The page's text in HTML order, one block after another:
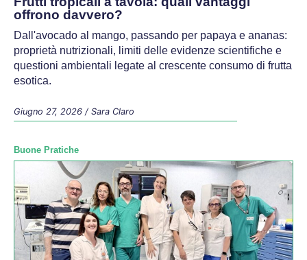
offrono davvero?
Dall'avocado al mango, passando per papaya e ananas:
proprietà nutrizionali, limiti delle evidenze scientifiche e
questioni ambientali legate al crescente consumo di frutta
esotica.
Giugno 27, 2026 / Sara Claro
Buone Pratiche